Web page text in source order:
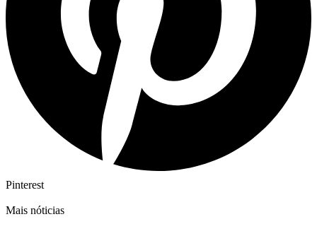
Pinterest
Mais nóticias